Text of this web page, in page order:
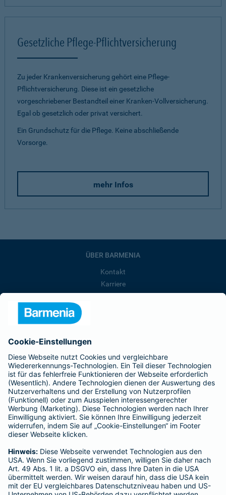
Gesetzliche Pflege-Pflichtversicherung
Zu jeder Krankenversicherung gehört eine Pflege-
Pflichtversicherung. Diese ist ein gesetzliche
vorgeschriebener Bestandteil einer Kranken-Vollversicherung.
Egal ob gesetzlich oder privat versichert.
Ein Grundschutz für die Pflege. Keine abschließende
Vorsorge.
mehr Infos
ÜBER BARMENIA
Kontakt
Karriere
Barmenia ist Teil der BarmeniaGothaer
BELIEBTE SEITEN
Kranken-Zusatzversicherung
Tierversicherungen
Haftpflichtversicherung
Hausratversicherung
Adresse ändern
Schaden melden
Kilometerstandsmeldung